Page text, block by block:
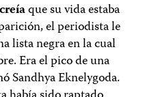
que su vida estaba
el periodista le
lista negra en la cual
Era el pico de una
Sandhya Eknelygoda.